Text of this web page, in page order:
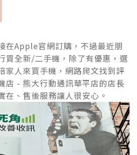
在Apple官網訂購，不過最近朋
買全新/二手機，除了有優惠，選
家人來買手機，網路爬文找到評
店 - 熊大行動通訊華平店的店長
在、售後服務讓人很安心。